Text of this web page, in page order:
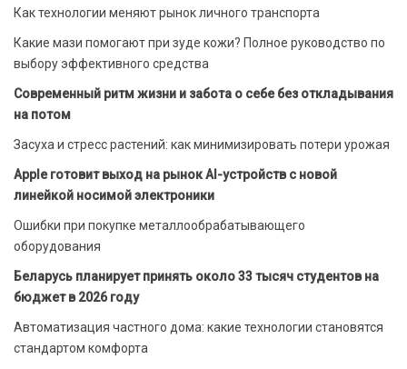
Как технологии меняют рынок личного транспорта
Какие мази помогают при зуде кожи? Полное руководство по
выбору эффективного средства
Современный ритм жизни и забота о себе без откладывания
на потом
Засуха и стресс растений: как минимизировать потери урожая
Apple готовит выход на рынок AI-устройств с новой
линейкой носимой электроники
Ошибки при покупке металлообрабатывающего
оборудования
Беларусь планирует принять около 33 тысяч студентов на
бюджет в 2026 году
Автоматизация частного дома: какие технологии становятся
стандартом комфорта